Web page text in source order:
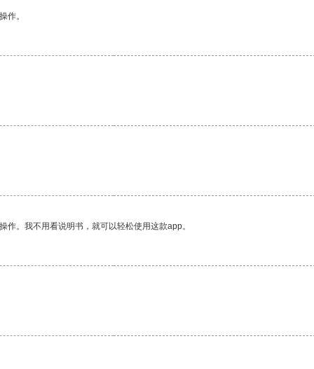
作。
。我不用看说明书，就可以轻松使用这款app。